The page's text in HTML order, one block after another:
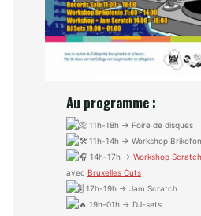
Au programme :
11h-18h → Foire de disques
11h-14h → Workshop
14h-17h → Workshop Scratch
avec Bruxelles Cuts
17h-19h → Jam Scratch
19h-01h → DJ-sets